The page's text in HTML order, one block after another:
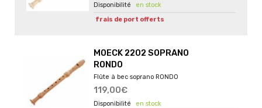
en stock
frais de port offerts
MOECK 2202 SOPRANO
RONDO
Flûte à bec soprano RONDO
119,00€
en stock